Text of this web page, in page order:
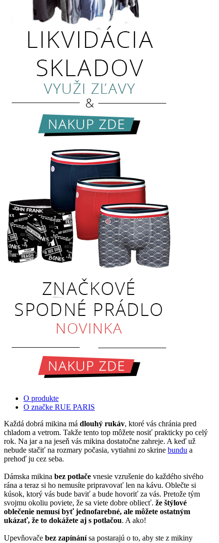
O produkte
O značke RUE PARIS
Každá dobrá mikina má dlouhý rukáv, ktoré vás chránia pred
chladom a vetrom. Takže tento top môžete nosiť prakticky po celý
rok. Na jar a na jeseň vás mikina dostatočne zahreje. A keď už
nebude stačiť na rozmary počasia, vytiahni zo skrine bundu a
prehoď ju cez seba.
Dámska mikina bez potlače vnesie vzrušenie do každého sivého
rána a teraz si ho nemusíte pripravovať len na kávu. Oblečte si
kúsok, ktorý vás bude baviť a bude hovoriť za vás. Pretože tým
svojmu okoliu poviete, že sa viete dobre obliecť. že štýlové
oblečenie nemusí byť jednofarebné, ale môžete ostatným
ukázať, že to dokážete aj s potlačou. A ako!
Upevňovače bez zapínánísa postarajú o to, aby ste z mikiny